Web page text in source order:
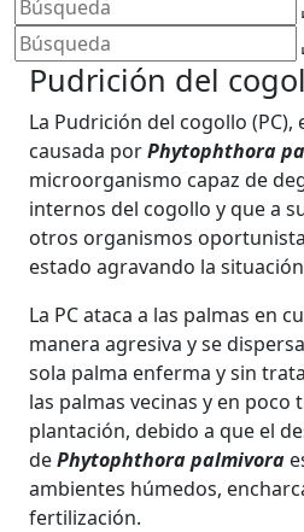
Pudrición del
La Pudrición del cogollo
causada porPhytophthora
microorganismo capaz de
internos del cogollo y que a
otros organismos
estado agravando la
La PC ataca a las palmas en
manera agresiva y se
sola palma enferma y sin
las palmas vecinas y en poco
plantación, debido a que el
dePhytophthora palmivora
ambientes húmedos,
fertilización.